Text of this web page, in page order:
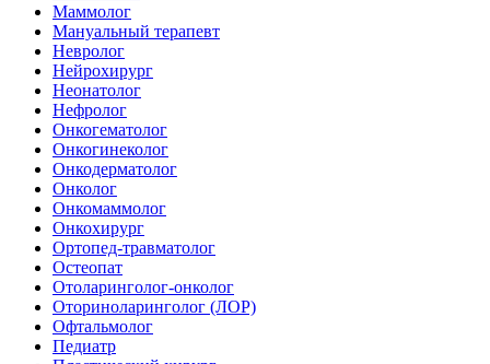
Маммолог
Мануальный терапевт
Невролог
Нейрохирург
Неонатолог
Нефролог
Онкогематолог
Онкогинеколог
Онкодерматолог
Онколог
Онкомаммолог
Онкохирург
Ортопед-травматолог
Остеопат
Отоларинголог-онколог
Оториноларинголог (ЛОР)
Офтальмолог
Педиатр